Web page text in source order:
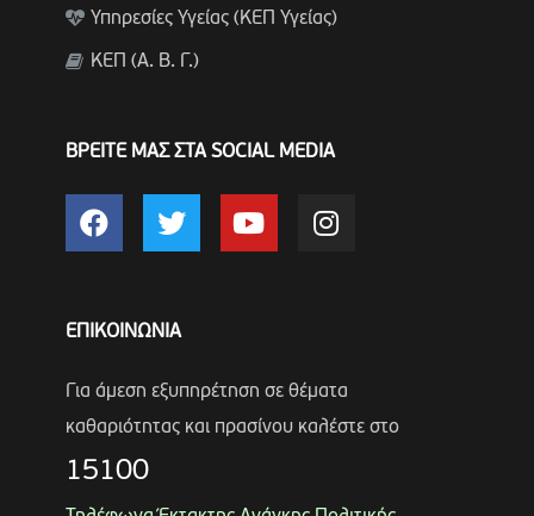
Υπηρεσίες Υγείας (ΚΕΠ Υγείας)
ΚΕΠ (Α. Β. Γ.)
ΒΡΕΙΤΕ ΜΑΣ ΣΤΑ SOCIAL MEDIA
ΕΠΙΚΟΙΝΩΝΙΑ
Για άμεση εξυπηρέτηση σε θέματα
καθαριότητας και πρασίνου καλέστε στο
15100